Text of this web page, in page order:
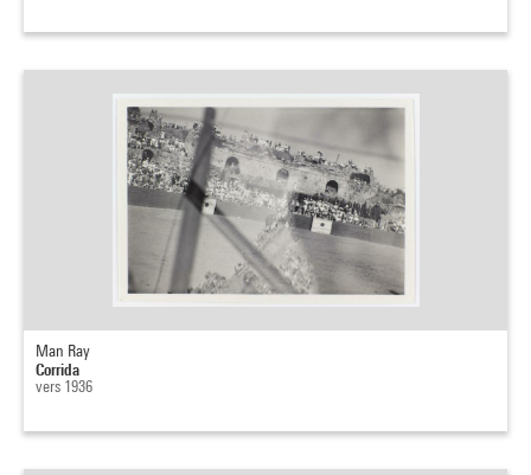
Man Ray
Corrida
vers 1936